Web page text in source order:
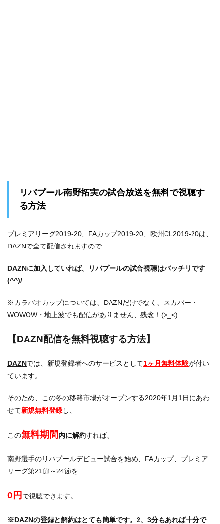
リバプール南野拓実の試合放送を無料で視聴す
る方法
プレミアリーグ2019-20、FAカップ2019-20、欧州CL2019-20は、
DAZNで全て配信されますので
DAZNに加入していれば、リバプールの試合視聴はバッチリです
(^^)/
※カラバオカップについては、DAZNだけでなく、スカパー・
WOWOW・地上波でも配信がありません、残念！(>_<)
【DAZN配信を無料視聴する方法】
DAZNでは、新規登録者へのサービスとして1ヶ月無料体験が付い
ています。
そのため、この冬の移籍市場がオープンする2020年1月1日にあわ
せて新規無料登録し、
この無料期間内に解約すれば、
南野選手のリバプールデビュー試合を始め、FAカップ、プレミア
リーグ第21節～24節を
0円 で視聴できます。
※DAZNの登録と解約はとても簡単です。2、3分もあれば十分で